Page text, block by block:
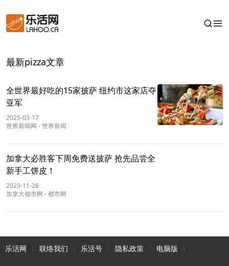
最新pizza文章
全世界最好吃的15家披萨 纽约市这家店夺
亚军
2025-03-17
世界新闻网 -世界新闻
加拿大必胜客下周免费送披萨 抢先品尝全
新手工饼皮！
2023-11-28
加拿大都市网 -都市网
乐活网 联络我们 乐活号 隐私政策 电脑版